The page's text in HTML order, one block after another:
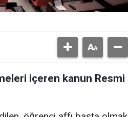
içeren kanun Resmi